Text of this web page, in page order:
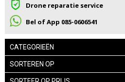
Drone reparatie service
Bel of App 085-0606541
CATEGORIEËN
SORTEREN OP